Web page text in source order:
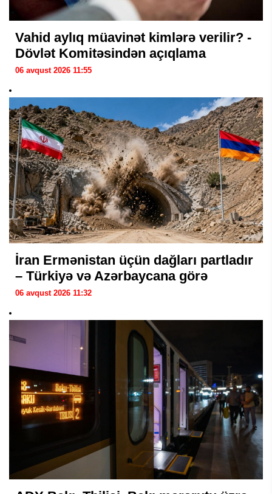
Vahid aylıq müavinət kimlərə verilir? -
Dövlət Komitəsindən açıqlama
06 avqust 2026 11:55
İran Ermənistan üçün dağları partladır
– Türkiyə və Azərbaycana görə
06 avqust 2026 11:32